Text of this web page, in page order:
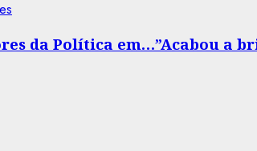
da Política em…”Acabou a